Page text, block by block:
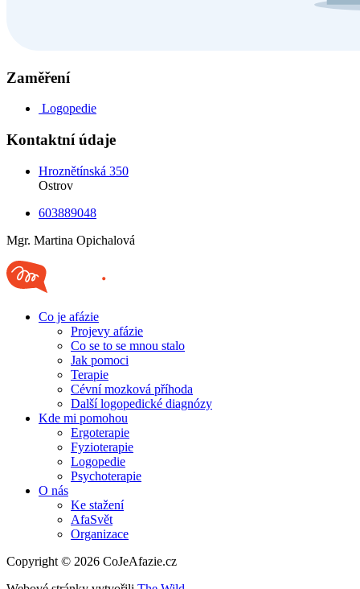
Zaměření
Logopedie
Kontaktní údaje
Hroznětínská 350
Ostrov
603889048
Mgr. Martina Opichalová
Co je afázie
Projevy afázie
Co se to se mnou stalo
Jak pomoci
Terapie
Cévní mozková příhoda
Další logopedické diagnózy
Kde mi pomohou
Ergoterapie
Fyzioterapie
Logopedie
Psychoterapie
O nás
Ke stažení
AfaSvět
Organizace
Copyright © 2026 CoJeAfazie.cz